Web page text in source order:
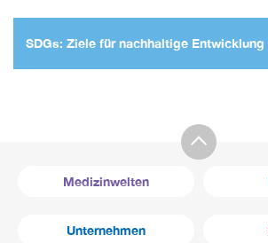
SDGs: Ziele für nachhaltige Entwicklung
Medizinwelten
Unternehmen